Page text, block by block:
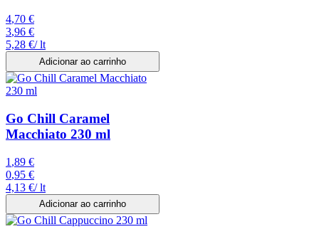
4,70 €
3,96 €
5,28 €/lt
Adicionar ao carrinho
Go Chill Caramel
Macchiato 230 ml
1 ,89 €
0,95 €
4,13 €/lt
Adicionar ao carrinho